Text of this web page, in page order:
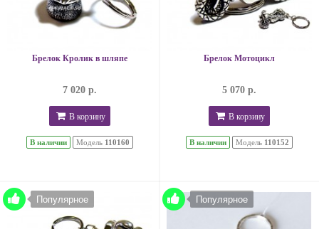
Брелок Кролик в шляпе
7 020 р.
В корзину
В наличии Модель 110160
Брелок Мотоцикл
5 070 р.
В корзину
В наличии Модель 110152
Популярное Популярное